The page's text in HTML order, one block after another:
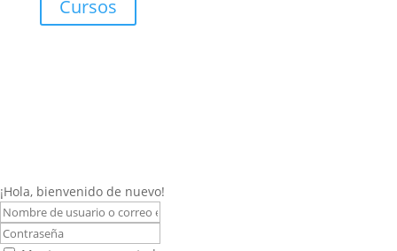
Cursos
¡Hola, bienvenido de nuevo!